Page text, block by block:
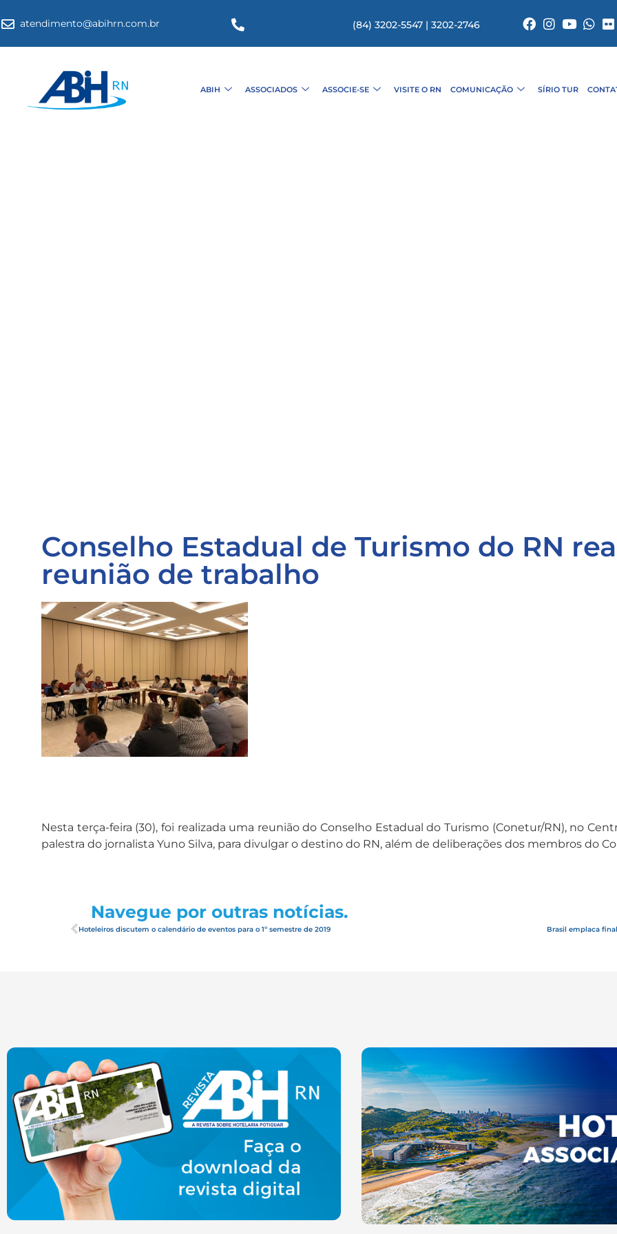
atendimento@abihrn.com.br (84) 3202-5547 | 3202-2746
ABIH ASSOCIADOS ASSOCIE-SE VISITE O RN COMUNICAÇÃO SÍRIO TUR
Conselho Estadual de Turismo do RN
reunião de trabalho
Nesta terça-feira (30), foi realizada uma reunião do Conselho Estadual do Turismo (Conetur/RN), no
palestra do jornalista Yuno Silva, para divulgar o destino do RN, além de deliberações dos membros do
Navegue por outras notícias.
Hoteleiros discutem o calendário de eventos para o 1º semestre de 2019 Brasil emplaca